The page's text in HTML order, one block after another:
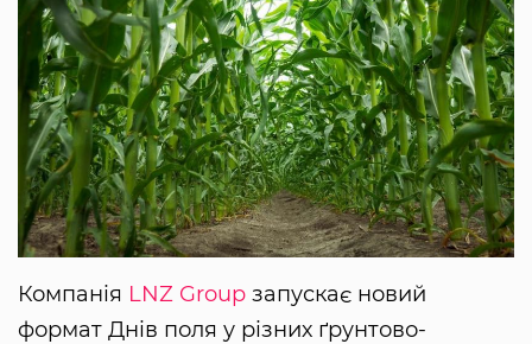
Компанія LNZ Group запускає новий
формат Днів поля у різних ґрунтово-